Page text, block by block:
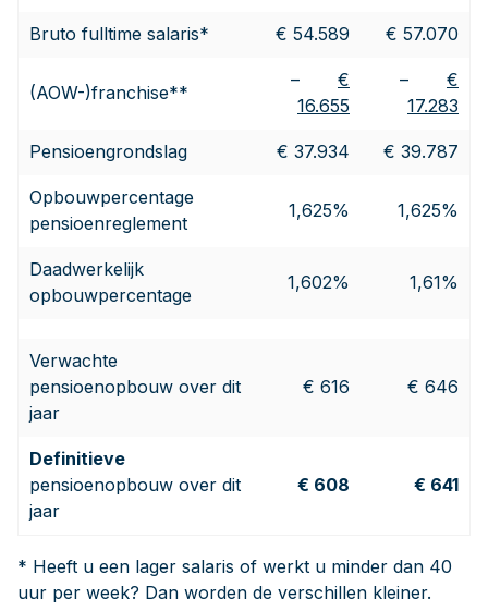
Bruto fulltime salaris* € 54.589 € 57.070
(AOW-)franchise**
– €
16.655
– €
17.283
Pensioengrondslag € 37.934 € 39.787
Opbouwpercentage
pensioenreglement
1,625% 1,625%
Daadwerkelijk
opbouwpercentage
1,602% 1,61%
Verwachte
pensioenopbouw over dit
jaar
€ 616 € 646
Definitieve
pensioenopbouw over dit
jaar
€ 608 € 641
* Heeft u een lager salaris of werkt u minder dan 40
uur per week? Dan worden de verschillen kleiner.